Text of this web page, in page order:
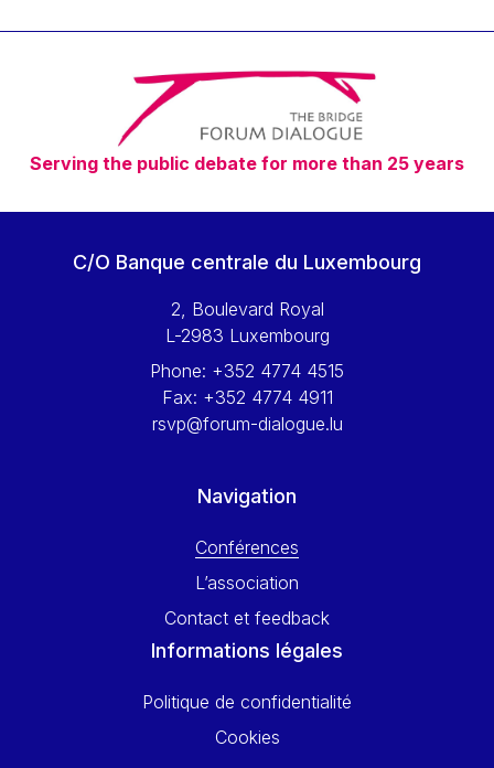
Timothy Radcliffe
Vaclav Klaus
Vassilios Skouris
Vítor Manuel da Silva Caldeira
Viviane Reding
Walter Hagg
Wolfgang Ketterle
Yossi Beillin
Yves FRANCHET
Serving the public debate for more than 25 years
C/O Banque centrale du Luxembourg
2, Boulevard Royal
L-2983 Luxembourg
Phone: +352 4774 4515
Fax: +352 4774 4911
rsvp@forum-dialogue.lu
Navigation
Conférences
L’association
Contact et feedback
Informations légales
Politique de confidentialité
Cookies